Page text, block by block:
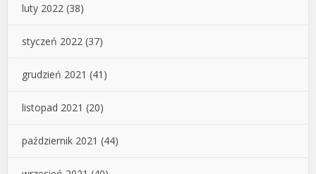
luty 2022 (38)
styczeń 2022 (37)
grudzień 2021 (41)
listopad 2021 (20)
październik 2021 (44)